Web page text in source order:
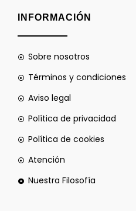
INFORMACIÓN
Sobre nosotros
Términos y condiciones
Aviso legal
Política de privacidad
Política de cookies
Atención
Nuestra Filosofía